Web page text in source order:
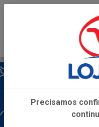
Precisamos